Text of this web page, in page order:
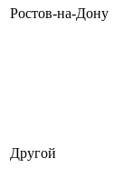
Ростов-на-Дону
Другой